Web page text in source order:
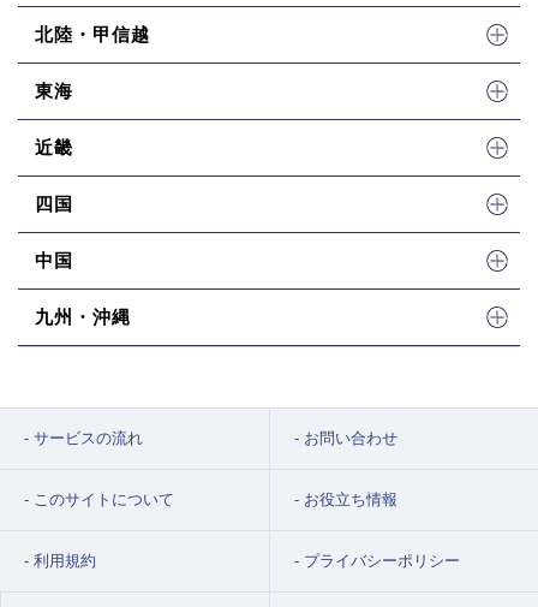
北陸・甲信越
東海
近畿
四国
中国
九州・沖縄
サービスの流れ お問い合わせ
このサイトについて お役立ち情報
利用規約 プライバシーポリシー